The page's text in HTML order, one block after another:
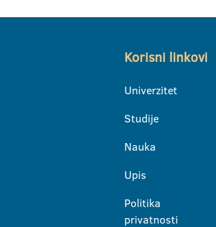
Korisni linkovi
Univerzitet
Studije
Nauka
Upis
Politika
privatnosti